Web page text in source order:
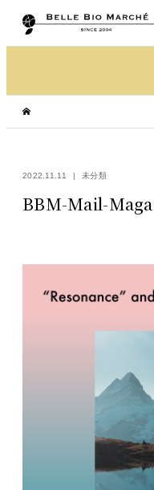
2022.11.11 未分類
BBM-Mail-